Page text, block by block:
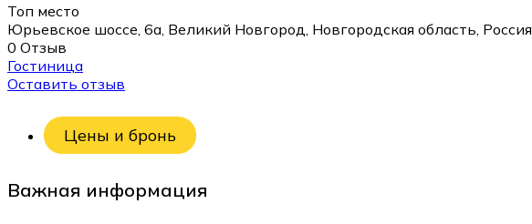
Топ место
Юрьевское шоссе, 6а, Великий Новгород, Новгородская область, Россия
0 Отзыв
Гостиница
Оставить отзыв
Цены и бронь
Важная информация